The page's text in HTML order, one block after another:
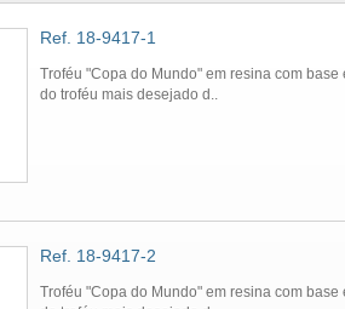
Ref. 18-9417-1
Troféu "Copa do Mundo" em resina com
do troféu mais desejado d..
Ref. 18-9417-2
Troféu "Copa do Mundo" em resina com